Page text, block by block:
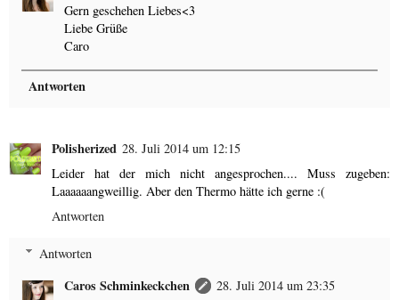
Gern geschehen Liebes<3
Liebe Grüße
Caro
Antworten
Polisherized 28. Juli 2014 um 12:15
Leider hat der mich nicht angesprochen.... Muss zugeben:
Laaaaaangweillig. Aber den Thermo hätte ich gerne :(
Antworten
Antworten
Caros Schminkeckchen
28. Juli 2014 um 23:35